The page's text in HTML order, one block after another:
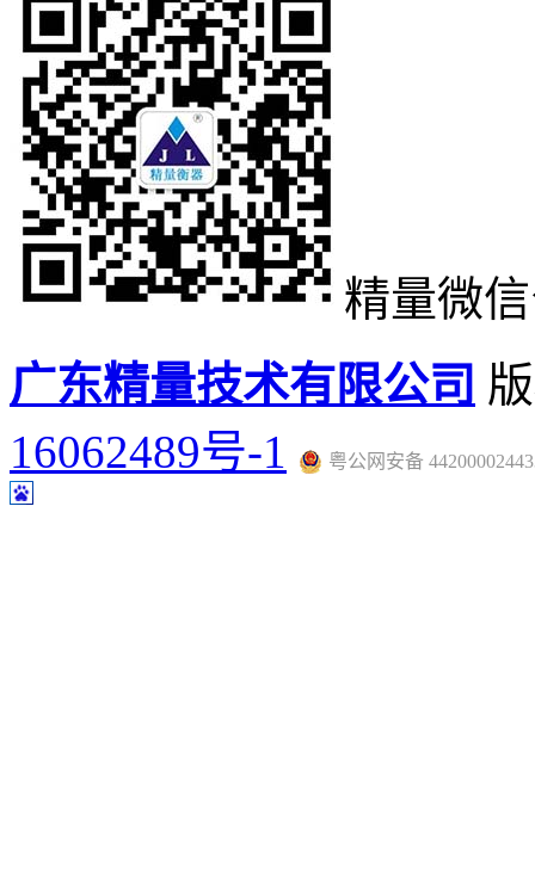
精量微
广东精量技术有限公司
16062489号-1
粤公网安备